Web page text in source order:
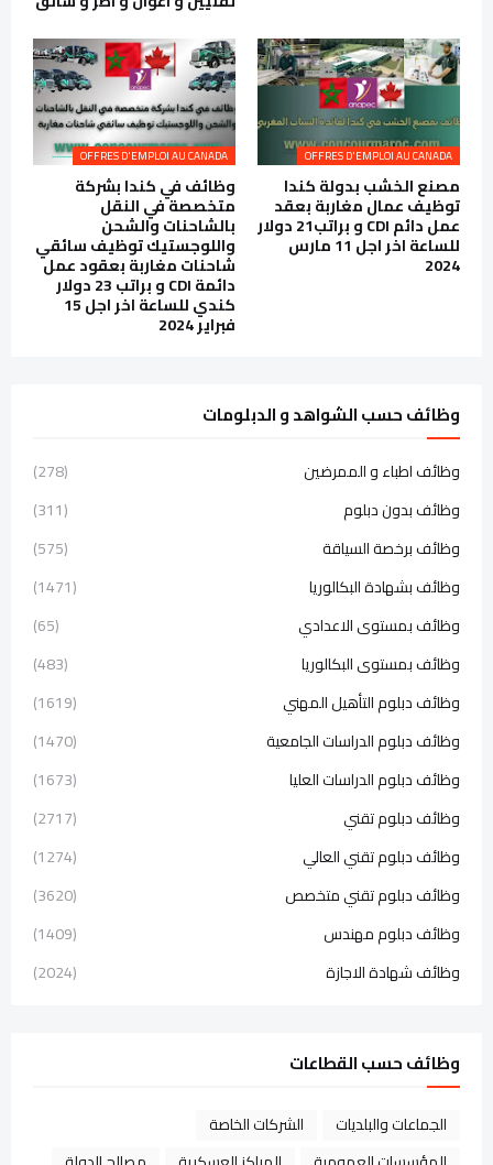
OFFRES D'EMPLOI AU CANADA
مصنع الخشب بدولة كندا
توظيف عمال مغاربة بعقد
عمل دائم CDI و براتب21 دولار
للساعة اخر اجل 11 مارس
2024
OFFRES D'EMPLOI AU CANADA
وظائف في كندا بشركة
متخصصة في النقل
بالشاحنات والشحن
واللوجستيك توظيف سائقي
شاحنات مغاربة بعقود عمل
دائمة CDI و براتب 23 دولار
كندي للساعة اخر اجل 15
فبراير 2024
وظائف حسب الشواهد و الدبلومات
وظائف اطباء و الممرضين
(278)
وظائف بدون دبلوم
(311)
وظائف برخصة السياقة
(575)
وظائف بشهادة البكالوريا
(1471)
وظائف بمستوى الاعدادي
(65)
وظائف بمستوى البكالوريا
(483)
وظائف دبلوم التأهيل المهني
(1619)
وظائف دبلوم الدراسات الجامعية
(1470)
وظائف دبلوم الدراسات العليا
(1673)
وظائف دبلوم تقني
(2717)
وظائف دبلوم تقني العالي
(1274)
وظائف دبلوم تقني متخصص
(3620)
وظائف دبلوم مهندس
(1409)
وظائف شهادة الاجازة
(2024)
وظائف حسب القطاعات
الجماعات والبلديات
الشركات الخاصة